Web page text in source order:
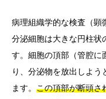
病理組織学的な検査（顕
分泌細胞は大きな円柱状
す。細胞の頂部（管腔に
り、分泌物を放出しよう
ます。 この頂部が断頭さ